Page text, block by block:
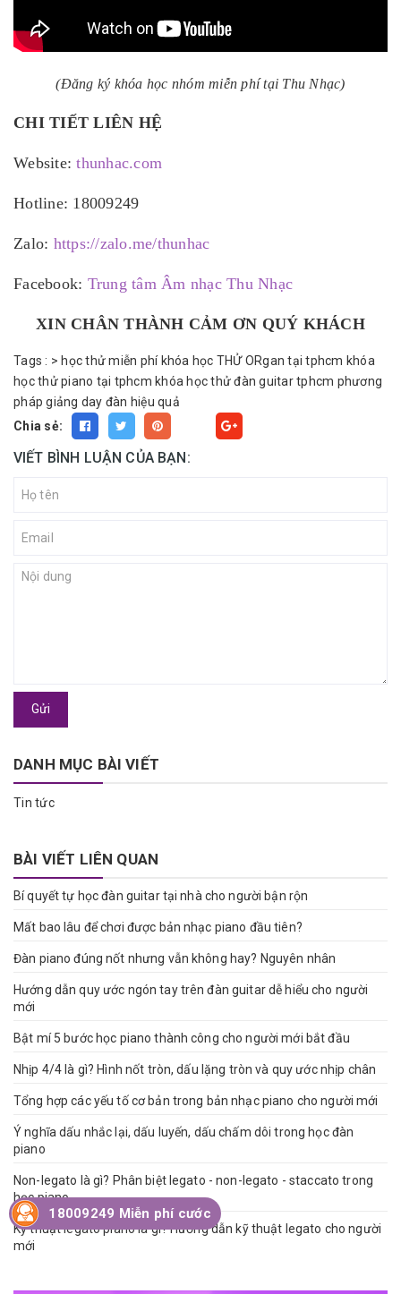
(Đăng ký khóa học nhóm miễn phí tại Thu Nhạc)
CHI TIẾT LIÊN HỆ
Website:thunhac.com
Hotline: 18009249
Zalo: https://zalo.me/thunhac
Facebook: Trung tâm Âm nhạc Thu Nhạc
XIN CHÂN THÀNH CẢM ƠN QUÝ KHÁCH
Tags : > học thử miễn phí khóa học THỬ ORgan tại tphcm khóa
học thử piano tại tphcm khóa học thử đàn guitar tphcm phương
pháp giảng day đàn hiệu quả
Chia sẻ:
VIẾT BÌNH LUẬN CỦA BẠN:
Gửi
DANH MỤC BÀI VIẾT
Tin tức
BÀI VIẾT LIÊN QUAN
Bí quyết tự học đàn guitar tại nhà cho người bận rộn
Mất bao lâu để chơi được bản nhạc piano đầu tiên?
Đàn piano đúng nốt nhưng vẫn không hay? Nguyên nhân
Hướng dẫn quy ước ngón tay trên đàn guitar dễ hiểu cho người
mới
Bật mí 5 bước học piano thành công cho người mới bắt đầu
Nhịp 4/4 là gì? Hình nốt tròn, dấu lặng tròn và quy ước nhịp chân
Tổng hợp các yếu tố cơ bản trong bản nhạc piano cho người mới
Ý nghĩa dấu nhắc lại, dấu luyến, dấu chấm dôi trong học đàn
piano
Non-legato là gì? Phân biệt legato - non-legato - staccato trong
học piano
Kỹ thuật legato piano là gì? Hướng dẫn kỹ thuật legato cho người
mới
18009249 Miễn phí cước